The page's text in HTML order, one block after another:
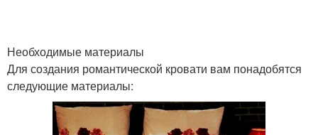
Необходимые материалы
Для создания романтической кровати вам понадобятся
следующие материалы: